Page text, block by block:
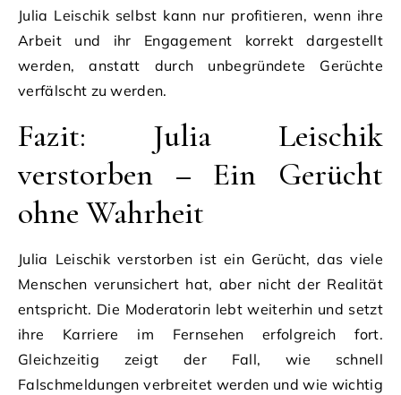
Julia Leischik selbst kann nur profitieren, wenn ihre
Arbeit und ihr Engagement korrekt dargestellt
werden, anstatt durch unbegründete Gerüchte
verfälscht zu werden.
Fazit: Julia Leischik
verstorben – Ein Gerücht
ohne Wahrheit
Julia Leischik verstorben ist ein Gerücht, das viele
Menschen verunsichert hat, aber nicht der Realität
entspricht. Die Moderatorin lebt weiterhin und setzt
ihre Karriere im Fernsehen erfolgreich fort.
Gleichzeitig zeigt der Fall, wie schnell
Falschmeldungen verbreitet werden und wie wichtig